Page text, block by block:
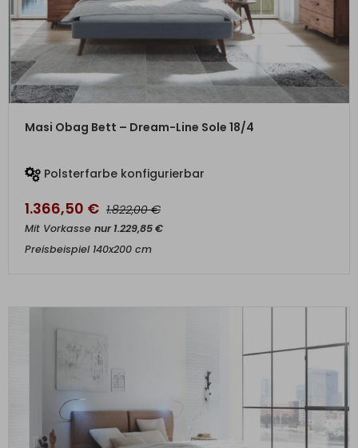
ZUM PRODUKT
Masi Obag Bett – Dream-Line Sole 18/4
Polsterfarbe konfigurierbar
1.366,50 € 1.822,00€
Mit Vorkasse nur1.229,85€
Preisbeispiel 140x200 cm